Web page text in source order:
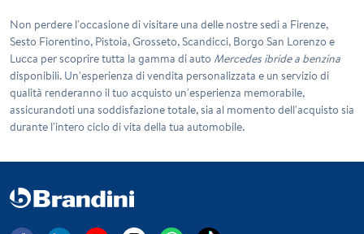
Non perdere l'occasione di visitare una delle nostre sedi a Firenze,
Sesto Fiorentino, Pistoia,Grosseto,Scandicci, Borgo San Lorenzoe
Lucca per scoprire tutta la gamma di auto Mercedes ibride a benzina
disponibili. Un'esperienza di vendita personalizzata e un servizio di
qualità renderanno il tuo acquisto un'esperienza memorabile,
assicurandoti una soddisfazione totale, sia al momento dell'acquisto sia
durante l'intero ciclo di vita della tua automobile.